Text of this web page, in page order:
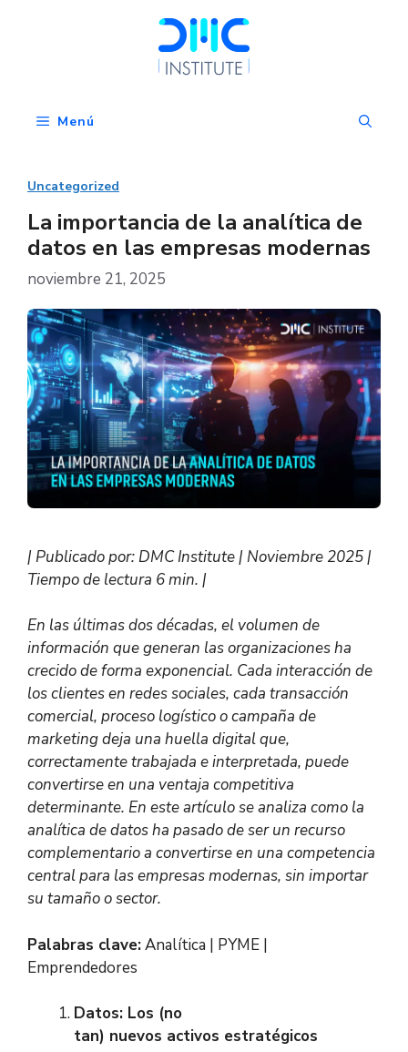
Menú
Uncategorized
La importancia de la analítica de
datos en las empresas modernas
noviembre 21, 2025
| Publicado por: DMC Institute | Noviembre 2025 |
Tiempo de lectura 6 min. |
En las últimas dos décadas, el volumen de
información que generan las organizaciones ha
crecido de forma exponencial. Cada interacción de
los clientes en redes sociales, cada transacción
comercial, proceso logístico o campaña de
marketing deja una huella digital que,
correctamente trabajada e interpretada, puede
convertirse en una ventaja competitiva
determinante. En este artículo se analiza como la
analítica de datos ha pasado de ser un recurso
complementario a convertirse en una competencia
central para las empresas modernas, sin importar
su tamaño o sector.
Palabras clave:Analítica | PYME |
Emprendedores
Datos: Los (no
tan) nuevos activos estratégicos